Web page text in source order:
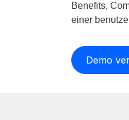
Benefits,
einer
Demo